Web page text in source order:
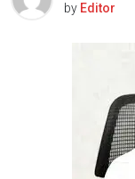
by Editor